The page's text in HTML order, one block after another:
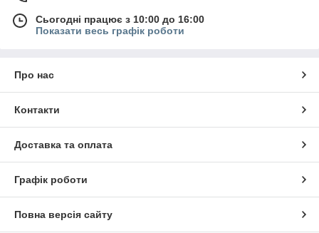
Сьогодні працює з 10:00 до 16:00
Показати весь графік роботи
Про нас
Контакти
Доставка та оплата
Графік роботи
Повна версія сайту